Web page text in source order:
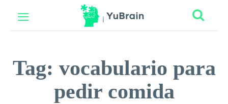
Tag: vocabulario para
pedir comida